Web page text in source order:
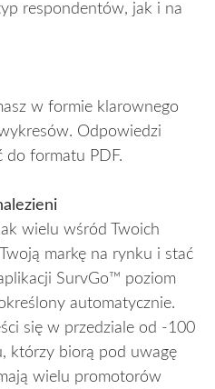
respondentów, jak i na
w formie klarownego
Odpowiedzi
do formatu PDF.
wielu wśród Twoich
markę na rynku i stać
SurvGo™ poziom
automatycznie.
się w przedziale od -100
którzy biorą pod uwagę
wielu promotorów